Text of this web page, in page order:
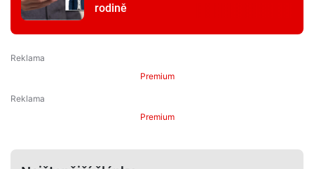
rodině
Premium
Premium